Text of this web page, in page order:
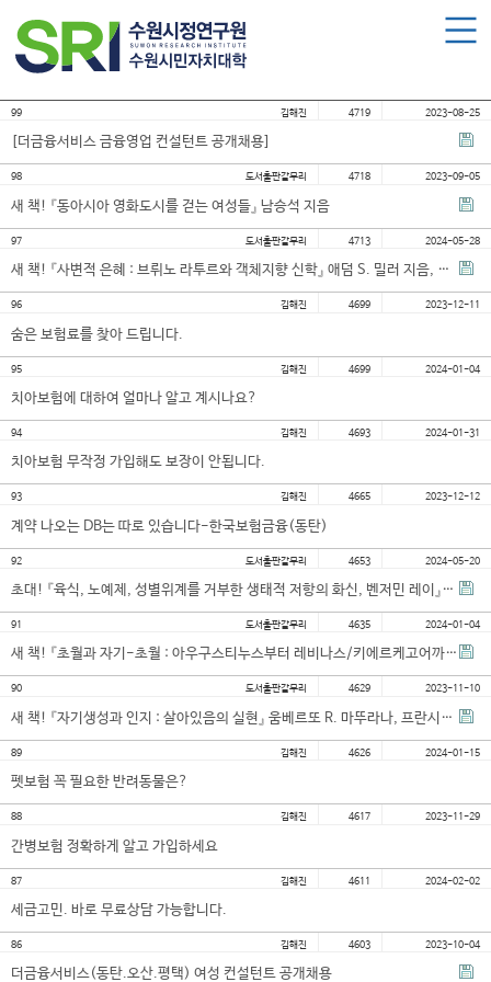
수원시민자치대학 소개
대학장 인사말
함께 걸어온 길
함께하는 곳
수강신청
수강신청하기
공지사항
학습보기
학습자료실
기자단소식
희망강좌신청
마이페이지
99
[더금융서비스 금융영업 컨설턴트 공개채용]
김해진 2023-08-25
4719
98
새 책! 『동아시아 영화도시를 걷는 여성들』 남승석 지음
도서출판갈무리 2023-09-05
4718
97
새 책! 『사변적 은혜 : 브뤼노 라투르와 객체지향 신학』 애덤 S. 밀러 지음, 안호성 옮김
도서출판갈무리 2024-05-28
4713
96
숨은 보험료를 찾아 드립니다.
김해진 2023-12-11
4699
95
치아보험에 대하여 얼마나 알고 계시나요?
김해진 2024-01-04
4699
94
치아보험 무작정 가입해도 보장이 안됩니다.
김해진 2024-01-31
4693
93
계약 나오는 DB는 따로 있습니다-한국보험금융(동탄)
김해진 2023-12-12
4665
92
초대! 『육식, 노예제, 성별위계를 거부한 생태적 저항의 화신, 벤저민 레이』, 『죽음의 왕, 대서양의 해적…
도서출판갈무리 2024-05-20
4653
91
새 책! 『초월과 자기-초월 : 아우구스티누스부터 레비나스/키에르케고어까지』 메롤드 웨스트폴 지음, 김동규 …
도서출판갈무리 2024-01-04
4635
90
새 책! 『자기생성과 인지 : 살아있음의 실현』 움베르또 R. 마뚜라나, 프란시스코 J. 바렐라 지음, 정현…
도서출판갈무리 2023-11-10
4629
89
펫보험 꼭 필요한 반려동물은?
김해진 2024-01-15
4626
88
간병보험 정확하게 알고 가입하세요
김해진 2023-11-29
4617
87
세금고민. 바로 무료상담 가능합니다.
김해진 2024-02-02
4611
86
더금융서비스(동탄.오산.평택) 여성 컨설턴트 공개채용
김해진 2023-10-04
4603